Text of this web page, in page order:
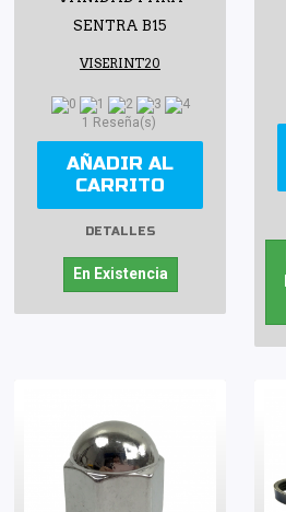
SENTRA B15
VISERINT20
1 Reseña(s)
AÑADIR AL
CARRITO
DETALLES
En Existencia